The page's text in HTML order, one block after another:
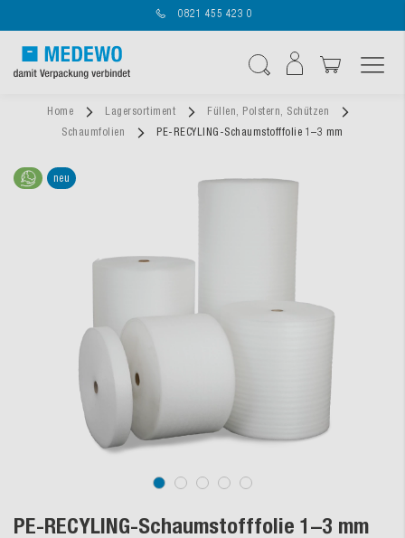
0821 455 423 0
Home Lagersortiment
Füllen, Polstern, Schützen
Schaumfolien
PE-RECYLING-Schaumstofffolie 1–3 mm
neu
PE-RECYLING-Schaumstofffolie 1–3 mm